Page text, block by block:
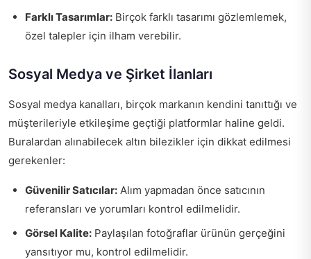
Farklı Tasarımlar: Birçok farklı tasarımı gözlemlemek,
özel talepler için ilham verebilir.
Sosyal Medya ve Şirket İlanları
Sosyal medya kanalları, birçok markanın kendini tanıttığı ve
müşterileriyle etkileşime geçtiği platformlar haline geldi.
Buralardan alınabilecek altın bilezikler için dikkat edilmesi
gerekenler:
Güvenilir Satıcılar: Alım yapmadan önce satıcının
referansları ve yorumları kontrol edilmelidir.
Görsel Kalite: Paylaşılan fotoğraflar ürünün gerçeğini
yansıtıyor mu, kontrol edilmelidir.